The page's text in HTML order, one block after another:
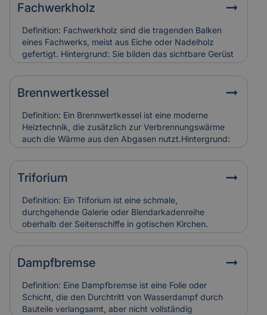
Fachwerkholz
Definition: Fachwerkholz sind die tragenden Balken
eines Fachwerks, meist aus Eiche oder Nadelholz
gefertigt. Hintergrund: Sie bilden das sichtbare Gerüst
der Konstruktion und sind durch Zapfen, Dübel oder
Verblattungen miteinander verbunden. Fachwerkholz
bestimmt Stabilität und Erscheinungsbild eines
oder Schädlingsbefall am Fachwerkholz führen zu
hohen Restaurierungskosten, die Versicherungen bei
denkmalgerechter Instandsetzung berücksichtigen.
Brennwertkessel
Definition: Ein Brennwertkessel ist eine moderne
Heiztechnik, die zusätzlich zur Verbrennungswärme
auch die Wärme aus den Abgasen nutzt.Hintergrund:
Dadurch arbeitet der Kessel besonders effizient und
spart Energie im Vergleich zu älteren Heizsystemen. In
Alt- und Denkmalgebäuden wird er häufig in
eingesetzt.Relevanz für Versicherung:
Brennwertkessel senken Betriebskosten, erfordern
aber eine regelmäßige Wartung. Schäden durch
Kondensat oder Abgasfehler werden in der
Gebäudeversicherung individuell bewertet.
Triforium
Definition: Ein Triforium ist eine schmale,
durchgehende Galerie oder Blendarkadenreihe
oberhalb der Seitenschiffe in gotischen Kirchen.
Hintergrund: Es dient vor allem der Gliederung der
Innenwand und trägt zur Lichtführung und optischen
Tiefe des Raumes bei. Relevanz für Versicherung:
Schäden an Triforien sind häufig schwer zugänglich
und teuer in der Restaurierung. Versicherungen
bewerten sie entsprechend ihres künstlerischen und
baulichen Werts.
Dampfbremse
Definition: Eine Dampfbremse ist eine Folie oder
Schicht, die den Durchtritt von Wasserdampf durch
Bauteile verlangsamt, aber nicht vollständig